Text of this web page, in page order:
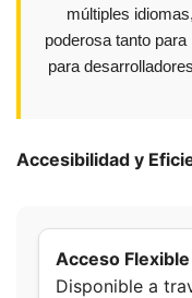
múltiples
poderosa tanto
para
Accesibilidad y
Acceso Flexible
Disponible a